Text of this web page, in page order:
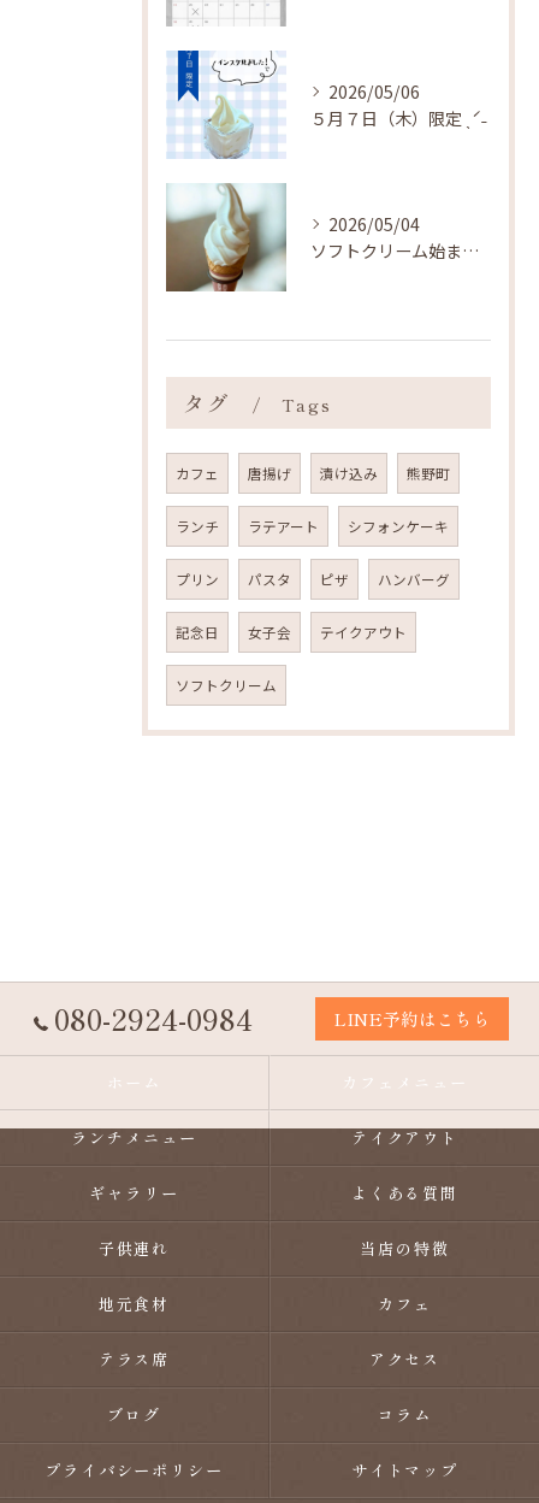
2026/05/06
５月７日（木）限定 ˎˊ˗
2026/05/04
ソフトクリーム始まりました ˎˊ˗
タグ Tags
カフェ 唐揚げ 漬け込み 熊野町
ランチ ラテアート シフォンケーキ
プリン パスタ ピザ ハンバーグ
記念日 女子会 テイクアウト
ソフトクリーム
080-2924-0984 LINE予約はこちら
ホーム カフェメニュー
ランチメニュー テイクアウト
ギャラリー よくある質問
子供連れ 当店の特徴
地元食材 カフェ
テラス席 アクセス
ブログ コラム
プライバシーポリシー サイトマップ